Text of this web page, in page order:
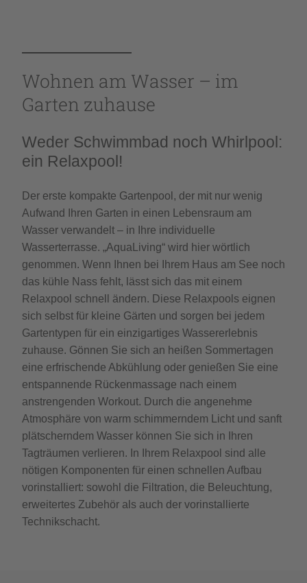
Wohnen am Wasser – im
Garten zuhause
Weder Schwimmbad noch Whirlpool:
ein Relaxpool!
Der erste kompakte Gartenpool, der mit nur wenig
Aufwand Ihren Garten in einen Lebensraum am
Wasser verwandelt – in Ihre individuelle
Wasserterrasse. „AquaLiving“ wird hier wörtlich
genommen. Wenn Ihnen bei Ihrem Haus am See noch
das kühle Nass fehlt, lässt sich das mit einem
Relaxpool schnell ändern. Diese Relaxpools eignen
sich selbst für kleine Gärten und sorgen bei jedem
Gartentypen für ein einzigartiges Wassererlebnis
zuhause. Gönnen Sie sich an heißen Sommertagen
eine erfrischende Abkühlung oder genießen Sie eine
entspannende Rückenmassage nach einem
anstrengenden Workout. Durch die angenehme
Atmosphäre von warm schimmerndem Licht und sanft
plätscherndem Wasser können Sie sich in Ihren
Tagträumen verlieren. In Ihrem Relaxpool sind alle
nötigen Komponenten für einen schnellen Aufbau
vorinstalliert: sowohl die Filtration, die Beleuchtung,
erweitertes Zubehör als auch der vorinstallierte
Technikschacht.